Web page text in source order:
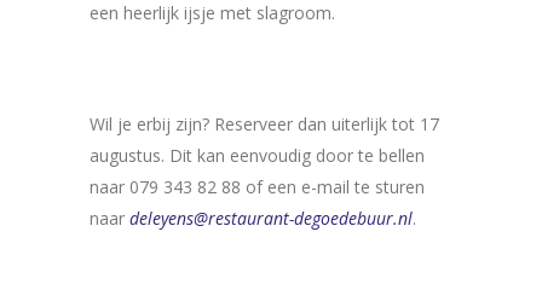
een heerlijk ijsje met slagroom.
Wil je erbij zijn? Reserveer dan uiterlijk tot 17
augustus. Dit kan eenvoudig door te bellen
naar 079 343 82 88 of een e-mail te sturen
naar deleyens@restaurant-degoedebuur.nl.